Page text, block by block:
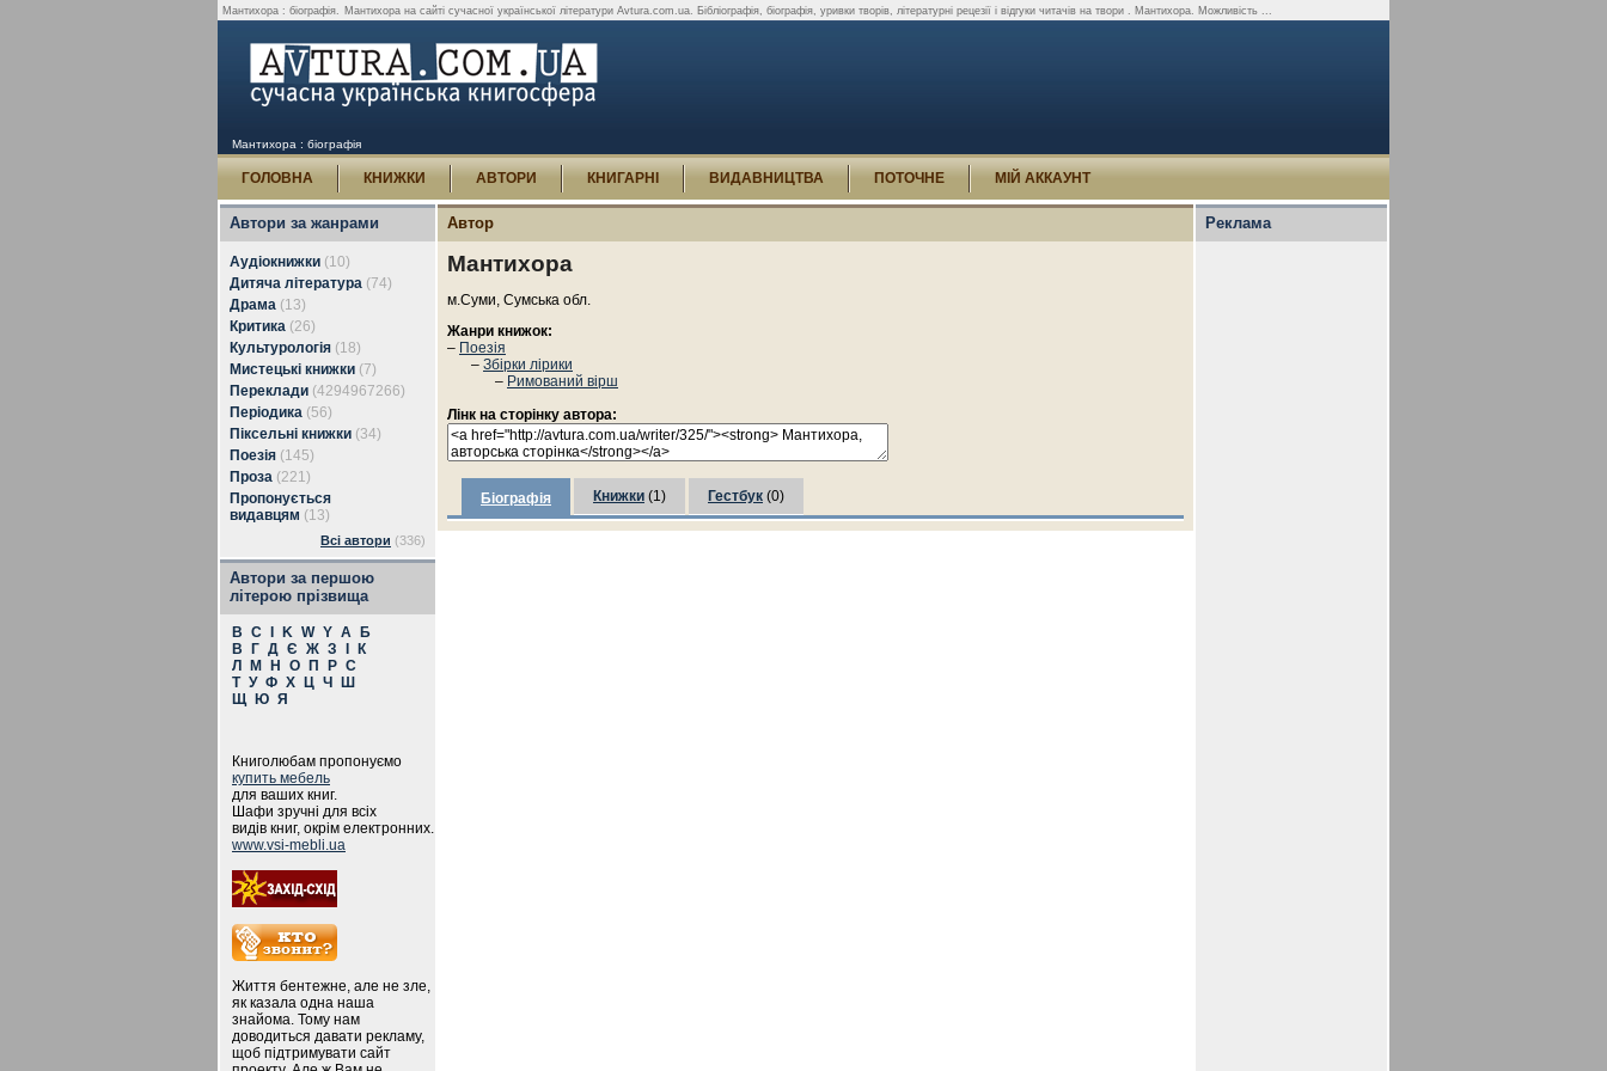
Мантихора : біографія. Мантихора на сайті сучасної української літератури Avtura.com.ua. Бібліографія, біографія, уривки творів, літературні рецезії і відгуки читачів на твори . Мантихора. Можливість ...
Мантихора : біографія
ГОЛОВНА КНИЖКИ АВТОРИ КНИГАРНІ ВИДАВНИЦТВА ПОТОЧНЕ МІЙ АККАУНТ
Автори за жанрами
Аудіокнижки (10)
Дитяча література (74)
Драма (13)
Критика (26)
Культурологія (18)
Мистецькі книжки (7)
Переклади (4294967266)
Періодика (56)
Піксельні книжки (34)
Поезія (145)
Проза (221)
Пропонується
видавцям (13)
Всі автори (336)
Автори за першою
літерою прізвища
B C K W Y А
Б
В
Г Д Є Ж З
К
Л
М Н О П Р С
Т У Ф Х Ц Ч
Ш
Щ
Ю Я
Книголюбам пропонуємо
купить мебель
для ваших книг.
Шафи зручні для всіх
видів книг, окрім електронних.
www.vsi-mebli.ua
Життя бентежне, але не зле,
як казала одна наша
знайома. Тому нам
доводиться давати рекламу,
щоб підтримувати сайт
Автор
Мантихора
м.Суми, Сумська обл.
Жанри книжок:
– Поезія
– Збірки лірики
– Римований вірш
Лінк на сторінку автора:
Біографія Книжки (1) Гестбук (0)
Реклама